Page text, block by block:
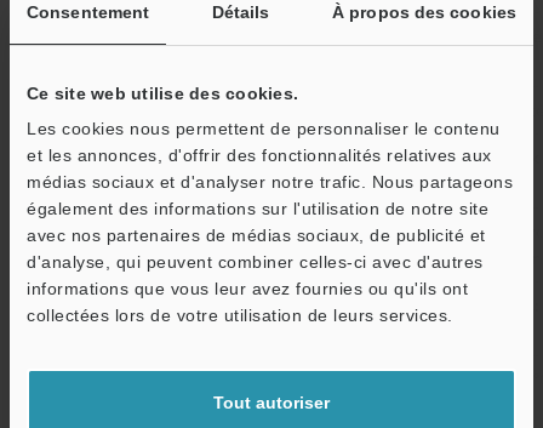
Consentement Détails À propos des cookies
Ce site web utilise des cookies.
Les cookies nous permettent de personnaliser le contenu
et les annonces, d'offrir des fonctionnalités relatives aux
médias sociaux et d'analyser notre trafic. Nous partageons
également des informations sur l'utilisation de notre site
avec nos partenaires de médias sociaux, de publicité et
d'analyse, qui peuvent combiner celles-ci avec d'autres
informations que vous leur avez fournies ou qu'ils ont
collectées lors de votre utilisation de leurs services.
Tout autoriser
Valeurs nominales
Tension
d'alimentation
De 12 à 24
Valeursnominales
Consommationélec
trique
Mode
Mode
Résistance à
Indice de
Température
ambiante
De -10 à +55